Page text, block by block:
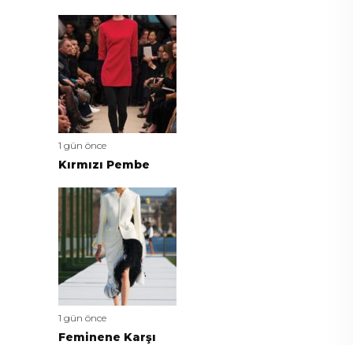
1 gün önce
Kırmızı Pembe
1 gün önce
Feminene Karşı